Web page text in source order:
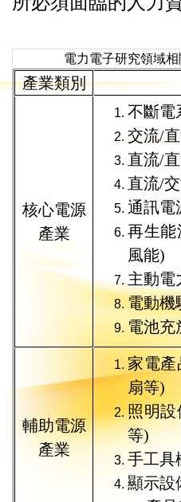
電力電子研究領域
產業類別
核心電源
產業
不斷電
交流/
直流/
直流/
通訊電
再生能
風能)
主動電
電動機
電池充
輔助電源
產業
家電產
扇等)
照明設
等)
手工具
顯示設